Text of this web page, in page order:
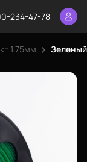
234-47-78
1.75мм